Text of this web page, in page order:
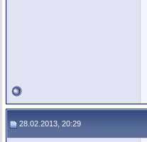
28.02.2013, 20:29